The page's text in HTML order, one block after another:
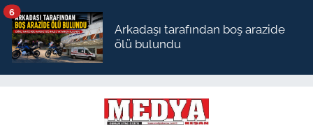
Arkadaşı tarafından boş arazide
ölü bulundu
6